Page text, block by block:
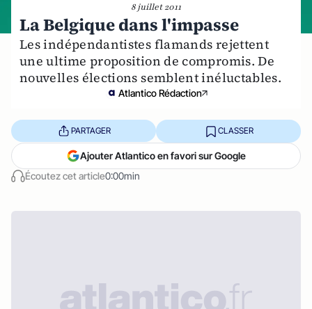
8 juillet 2011
La Belgique dans l'impasse
Les indépendantistes flamands rejettent
une ultime proposition de compromis. De
nouvelles élections semblent inéluctables.
Atlantico Rédaction
Écoutez cet article0:00min
PARTAGER CLASSER
Ajouter Atlantico en favori sur Google